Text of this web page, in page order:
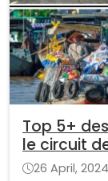
Top 5+
le circuit
26 April, 2024